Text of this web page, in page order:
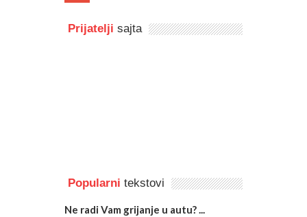
Prijatelji sajta
Popularni tekstovi
Ne radi Vam grijanje u autu? ...